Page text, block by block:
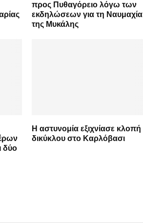
προς Πυθαγόρειο λόγω των
εκδηλώσεων για τη Ναυμαχία
της Μυκάλης
δύο
Η αστυνομία εξιχνίασε κλοπή
δικύκλου στο Καρλόβασι